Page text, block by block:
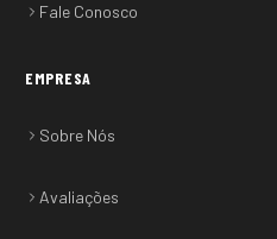
Fale Conosco
EMPRESA
Sobre Nós
Avaliações